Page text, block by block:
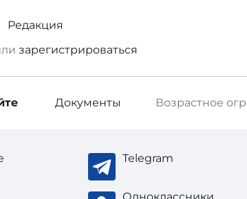
Редакция
зарегистрироваться
Возрастное
Документы
Telegram